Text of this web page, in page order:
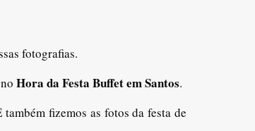
fotografias.
Hora da Festa Buffet em Santos.
fizemos as fotos da festa de